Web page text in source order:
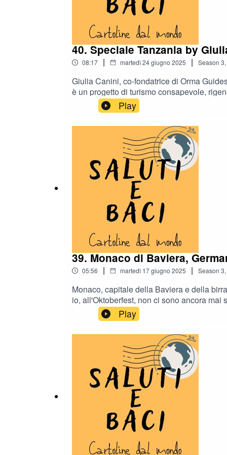
40. Speciale Tanzania by
08:17 | martedì 24 giugno 2025 | Season 3,
Giulia Canini, co-fondatrice di Orma
è un progetto di turismo consapevole,
da attivisti. Per saperne di più visitate il
me, Federica Capozzi. Clicca SEGUI per
baci è anche su Instagram come
è il diavolo? È l'altro mio podcast 100%
ascoltalo, sostienilo!
Play
39. Monaco di Baviera,
05:56 | martedì 17 giugno 2025 | Season 3,
Monaco, capitale della Baviera e della
io, all'Oktoberfest, non ci sono ancora
Clicca SEGUI per non perdere i nuovi
Instagram come @salutiebacipodcast :
l'altro mio podcast 100% indie, vincitore
sostienilo!*****PS2: Ma lo sai che ho
www.ramontherun.com
Play